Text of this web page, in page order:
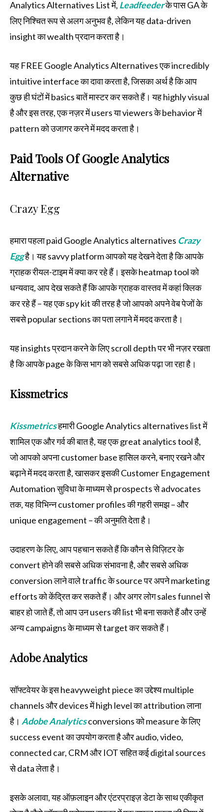
Analytics Alternatives List में, Leadfeederके पास GA के
लिए निश्चित रूप से अलग अनुभव है, लेकिन यह data-driven
insight का wealth प्रदान करता है।
यह FREE Google Analytics Alternatives एक incredibly
intuitive interface का दावा करता है, जिसका अर्थ है कि आप
कुछ ही घंटों में basics बातें मास्टर कर सकते हैं। यह highly visual
है और इस तरह, एक नज़र में users या viewers के behavior में
pattern को उजागर करने में मदद करता है।
Paid Tools Of Google Analytics
Alternative
Crazy Egg
हमारा पहला paid Google Analytics alternatives Crazy
Eggहै। यह savvy platform आपको यह देखने देता है कि आपके
ग्राहक रीयल-टाइम में क्या कर रहे हैं। इसके heatmap tool को
धन्यवाद, आप देख सकते हैं कि आपके ग्राहक वास्तव में कहां क्लिक
कर रहे हैं – यह एक spy kit की तरह है जो आपको अपने वेब पेजों के
सबसे popular sections का पता लगाने में मदद करता है।
यह insights प्रदान करने के लिए scroll depth पर भी नज़र रखता
है कि आपके page के किस भाग को सबसे अधिक पढ़ा जा रहा है।
Kissmetrics
Kissmetricsहमारी Google Analytics alternatives list में
शामिल एक और गर्व की बात है, यह एक great analytics tool है,
जो आपको अपना customer base हासिल करने, बनाए रखने और
बढ़ाने में मदद करता है, खासकर इसकी Customer Engagement
Automation सुविधा के माध्यम से prospects से advocates
तक, यह विभिन्न customer profiles की गहरी समझ – और
unique engagement – की अनुमति देता है।
उदाहरण के लिए, आप पहचान सकते हैं कि कौन से विज़िटर के
convert होने की सबसे अधिक संभावना है, और सबसे अधिक
conversion लाने वाले traffic के source पर अपने marketing
efforts को केंद्रित कर सकते हैं। और अगर लोग sales funnel से
बाहर हो जाते हैं, तो आप उन users की list भी बना सकते हैं और उन्हें
अन्य campaigns के माध्यम से target कर सकते हैं।
Adobe Analytics
सॉफ्टवेयर के इस heavyweight piece का उद्देश्य multiple
channels और devices में high level का attribution लाना
है। Adobe Analyticsconversions को measure के लिए
success event का उपयोग करता है और audio, video,
connected car, CRM और IOT सहित कई digital sources
से data लेता है।
इसके अलावा, यह ऑफ़लाइन और एंटरप्राइज़ डेटा के साथ एकीकृत